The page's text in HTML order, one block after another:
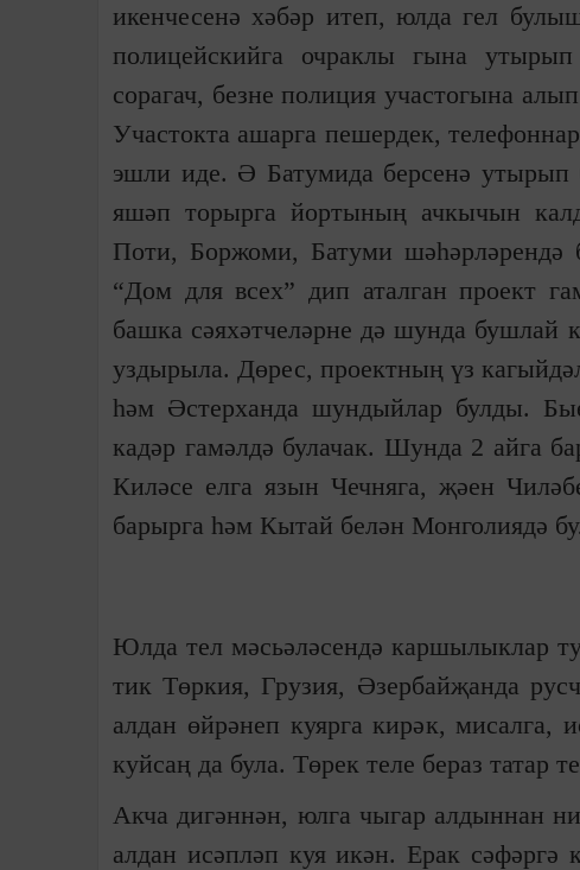
икенчесенә хәбәр итеп, юлда гел
полицейскийга очраклы гына
сорагач, безне полиция участогына
Участокта ашарга пешердек,
эшли иде. Ә Батумида берсенә утырып
яшәп торырга йортының ачкычын
Поти, Боржоми, Батуми
“Дом для всех” дип аталган проект
башка сәяхәтчеләрне дә шунда бушлай
уздырыла. Дөрес, проектның үз
һәм Әстерханда шундыйлар булды.
кадәр гамәлдә булачак. Шунда 2 айга
Киләсе елга язын Чечняга, җәен
барырга һәм Кытай белән Монголиядә
Юлда тел мәсьәләсендә каршылыклар
тик Төркия, Грузия, Әзербайҗанда
алдан өйрәнеп куярга кирәк, мисалга,
куйсаң да була. Төрек теле бераз татар
Акча дигәннән, юлга чыгар алдыннан
алдан исәпләп куя икән. Ерак сәфәргә